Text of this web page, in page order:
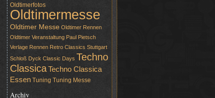
Oldtimerfotos
Oldtimermesse
Oldtimer Messe Oldtimer Rennen
Oldtimer Veranstaltung Paul Pietsch
Verlage Rennen Retro Classics Stuttgart
Schloß Dyck Classic Days Techno
ClassicaTechno Classica
Essen Tuning Tuning Messe
Archiv